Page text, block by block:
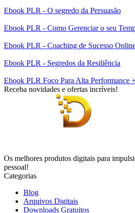
Ebook PLR - O segredo da Persuasão
Ebook PLR - Como Gerenciar o seu
Ebook PLR - Coaching de Sucesso
Ebook PLR - Segredos da Resiliência
Ebook PLR Foco Para Alta Performance
Receba novidades e ofertas incríveis!
Os melhores produtos digitais para
pessoal!
Categorias
Blog
Arquivos Digitais
Downloads Gratuitos